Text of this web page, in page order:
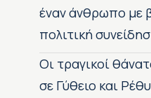
έναν άνθρωπο με
πολιτική
Οι τραγικοί
σε Γύθειο και